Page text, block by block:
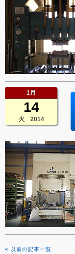
1月
14
火 2014
« 以前の記事一覧